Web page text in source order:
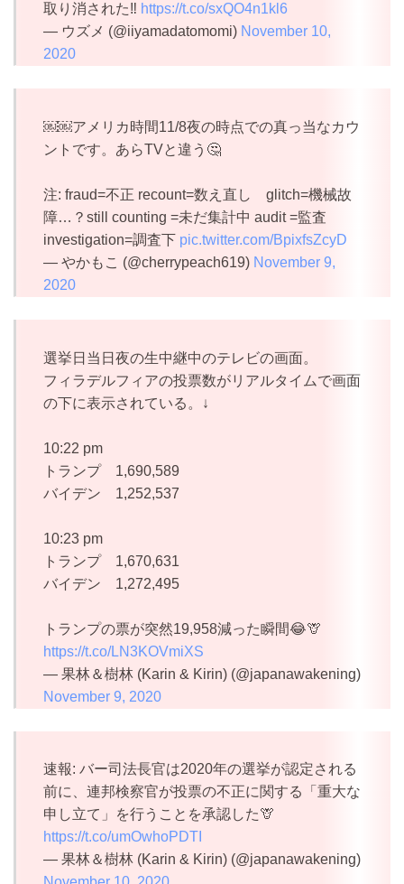
取り消された‼️ https://t.co/sxQO4n1kl6
— ウズメ (@iiyamadatomomi) November 10,
2020
￼￼アメリカ時間11/8夜の時点での真っ当なカウ
ントです。あらTVと違う🤔
注: fraud=不正 recount=数え直し glitch=機械故
障…？still counting =未だ集計中 audit =監査
investigation=調査下 pic.twitter.com/BpixfsZcyD
— やかもこ (@cherrypeach619) November 9,
2020
選挙日当日夜の生中継中のテレビの画面。
フィラデルフィアの投票数がリアルタイムで画面
の下に表示されている。↓
10:22 pm
トランプ 1,690,589
バイデン 1,252,537
10:23 pm
トランプ 1,670,631
バイデン 1,272,495
トランプの票が突然19,958減った瞬間😂🦒
https://t.co/LN3KOVmiXS
— 果林＆樹林 (Karin & Kirin) (@japanawakening)
November 9, 2020
速報: バー司法長官は2020年の選挙が認定される
前に、連邦検察官が投票の不正に関する「重大な
申し立て」を行うことを承認した🦒
https://t.co/umOwhoPDTI
— 果林＆樹林 (Karin & Kirin) (@japanawakening)